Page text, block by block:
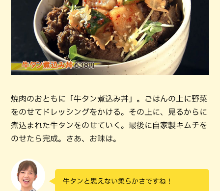
焼肉のおともに「牛タン煮込み丼」。ごはんの上に野菜
をのせてドレッシングをかける。その上に、見るからに
煮込まれた牛タンをのせていく。最後に自家製キムチを
のせたら完成。さあ、お味は。
牛タンと思えない柔らかさですね！